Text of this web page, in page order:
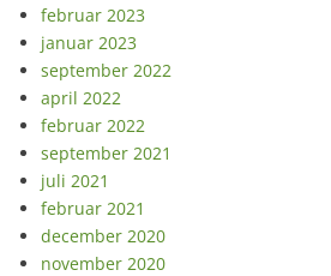
februar 2023
januar 2023
september 2022
april 2022
februar 2022
september 2021
juli 2021
februar 2021
december 2020
november 2020